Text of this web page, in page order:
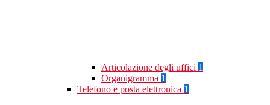
Articolazione degli uffici 1
Organigramma 1
Telefono e posta elettronica 1